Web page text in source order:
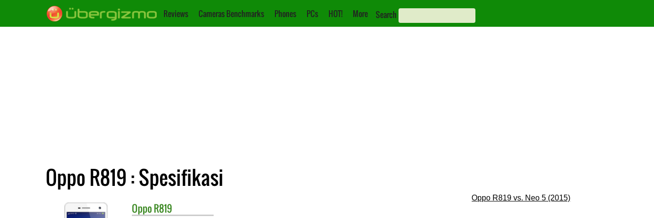
Reviews Cameras Benchmarks Phones PCs HOT! More Search
Oppo R819 : Spesifikasi
OppoR819
Oppo R819 vs. Neo 5 (2015)